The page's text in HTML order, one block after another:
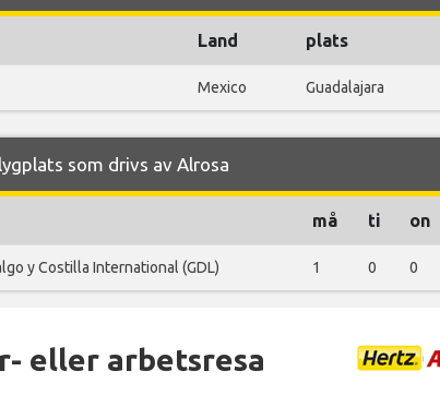
Land plats
Mexico Guadalajara
som drivs av Alrosa
må ti on
y Costilla International (GDL) 1 0 0
eller arbetsresa